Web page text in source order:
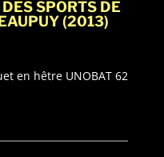
SPORTS DE
(2013)
en hêtre UNOBAT 62